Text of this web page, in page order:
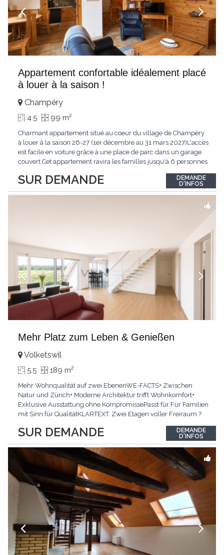
Appartement confortable idéalement placé
à louer à la saison !
SUR DEMANDE
Champéry
4.5 99 m2
Charmant appartement situé au coeur du village de Champéry
à louer à la saison 26-27 (1er décembre au 31 mars 2027)L'accès
est facile en voiture grâce à une place de parc dans un garage
couvert.Cet appartement ravira les familles jusqu'à 6 personnes
De plus, le logement offre une vue imprenable sur les Dents-
du-Midi et les montagnes...
DEMANDE
D'INFOS
Mehr Platz zum Leben & Genießen
SUR DEMANDE
Volketswil
5.5 189 m2
Mehr Wohnqualität auf zwei EbenenWE-FACTS+ Zwischen
Natur und Zürich+ Moderne Architektur trifft Wohnkomfort+
Exklusive Ausstattung ohne KompromissePasst für:Für Familien
mit Sinn für QualitätKLARTEXT: Zwei Etagen voller Freiraum ?
anrufen: +41 76 651 22 73
DEMANDE
D'INFOS